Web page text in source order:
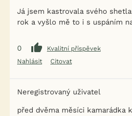
Já jsem kastrovala svého
rok a vyšlo mě to i s uspáním
0
Kvalitní příspěvek
Nahlásit
Citovat
Neregistrovaný uživatel
před dvěma měsíci kamarádka